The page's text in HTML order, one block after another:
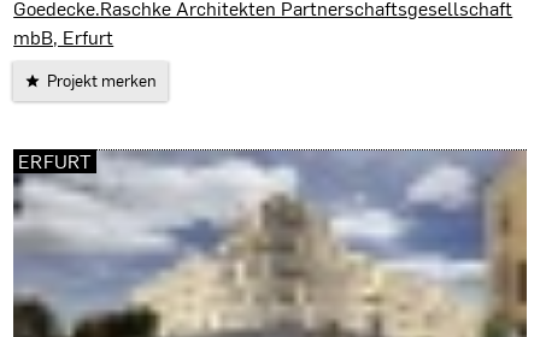
Erfurt
Goedecke.Raschke Architekten Partnerschaftsgesellschaft
mbB, Erfurt
Projekt merken
ERFURT